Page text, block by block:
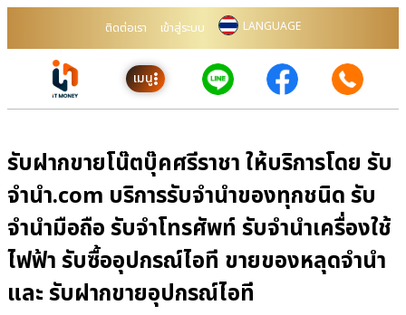
ติดต่อเรา เข้าสู่ระบบ LANGUAGE
เมนู
รับฝากขายโน๊ตบุ๊คศรีราชา ให้บริการโดย รับ
จํานํา.com บริการรับจำนำของทุกชนิด รับ
จำนำมือถือ รับจำโทรศัพท์ รับจำนำเครื่องใช้
ไฟฟ้า รับซื้ออุปกรณ์ไอที ขายของหลุดจำนำ
และ รับฝากขายอุปกรณ์ไอที